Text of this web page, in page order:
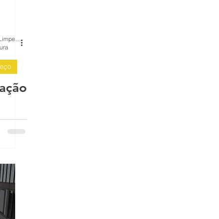
BH Renovo Reformas Prediais BH: Limpeza Manutenção Predial Fachada